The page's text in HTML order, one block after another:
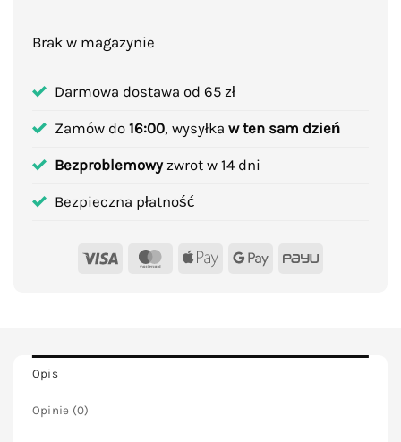
Brak w magazynie
Darmowa dostawa od 65 zł
Zamów do 16:00, wysyłka w ten sam dzień
Bezproblemowyzwrot w 14 dni
Bezpieczna płatność
Visa MasterCard
Apple
Google PayU
Opis
Opinie (0)